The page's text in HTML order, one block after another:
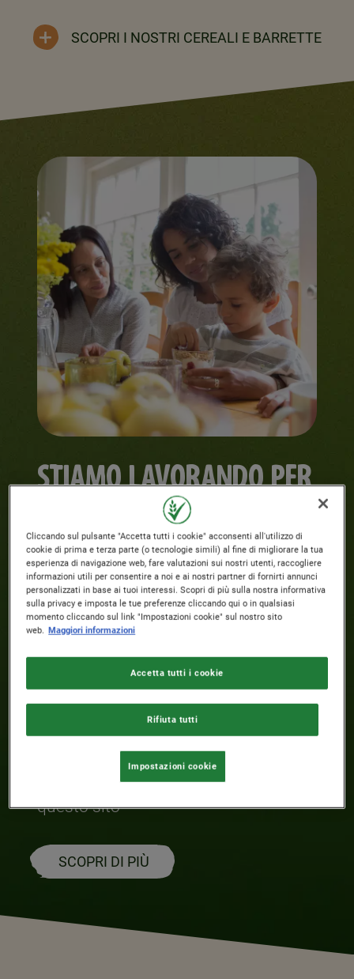
SCOPRI I NOSTRI CEREALI E BARRETTE
STIAMO LAVORANDO PER
RENDERE LA COLAZIONE
MIGLIORE!
Lo facciamo per te. Tu hai chiesto più
frumento integrale e meno zucchero.
E noi ti abbiamo ascoltato e abbiamo
lavorato sodo per migliorare: il
frumento integrale è oggi l'ingrediente
principale dei prodotti della linea
Nestlé Cereali. Giorno dopo giorno, la
tua opinione ci guida verso una
colazione migliore. Scopri di più in
questo sito​
SCOPRI DI PIÙ
Cliccando sul pulsante "Accetta tutti i cookie" acconsenti all'utilizzo di
cookie di prima e terza parte (o tecnologie simili) al fine di migliorare la tua
esperienza di navigazione web, fare valutazioni sui nostri utenti, raccogliere
informazioni utili per consentire a noi e ai nostri partner di fornirti annunci
personalizzati in base ai tuoi interessi. Scopri di più sulla nostra informativa
sulla privacy e imposta le tue preferenze cliccando qui o in qualsiasi
momento cliccando sul link "Impostazioni cookie" sul nostro sito
web. Maggiori informazioni
Rifiuta tutti
Accetta tutti i cookie
Impostazioni cookie